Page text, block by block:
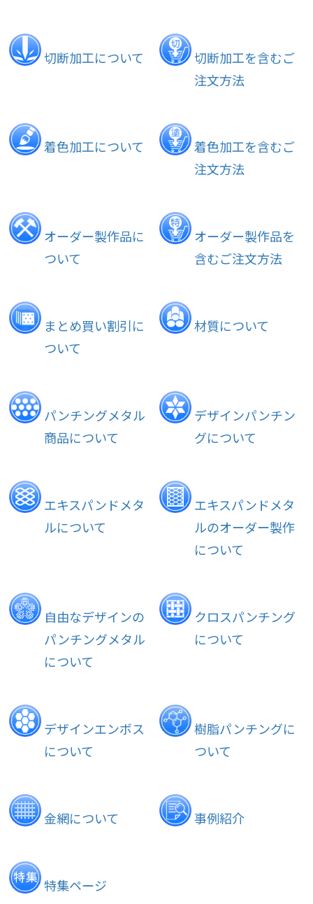
切断加工について
切断加工を含むご
注文方法
着色加工について
着色加工を含むご
注文方法
オーダー製作品に
ついて
オーダー製作品を
含むご注文方法
まとめ買い割引に
ついて
材質について
パンチングメタル
商品について
デザインパンチン
グについて
エキスパンドメタ
ルについて
エキスパンドメタ
ルのオーダー製作
について
自由なデザインの
パンチングメタル
について
クロスパンチング
について
デザインエンボス
について
樹脂パンチングに
ついて
金網について 事例紹介
特集ページ